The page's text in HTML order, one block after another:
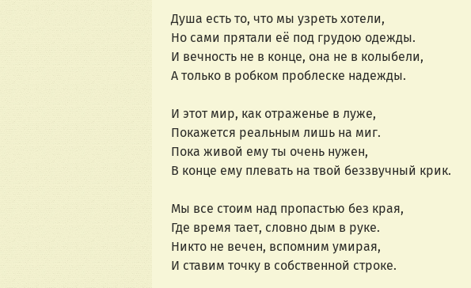
Душа есть то, что мы узреть хотели,
Но сами прятали её под грудою одежды.
И вечность не в конце, она не в колыбели,
А только в робком проблеске надежды.
И этот мир, как отраженье в луже,
Покажется реальным лишь на миг.
Пока живой ему ты очень нужен,
В конце ему плевать на твой беззвучный крик.
Мы все стоим над пропастью без края,
Где время тает, словно дым в руке.
Никто не вечен, вспомним умирая,
И ставим точку в собственной строке.